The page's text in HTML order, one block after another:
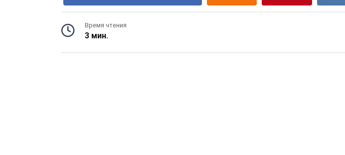
Время чтения
3 мин.